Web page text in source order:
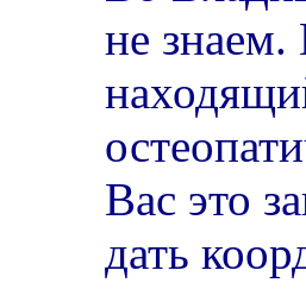
не знаем.
Вас это
дать